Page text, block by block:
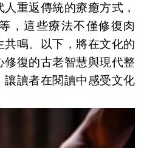
重返傳統的療癒方式，
，這些療法不僅修復肉
鳴。以下，將在文化的
修復的古老智慧與現代整
讓讀者在閱讀中感受文化